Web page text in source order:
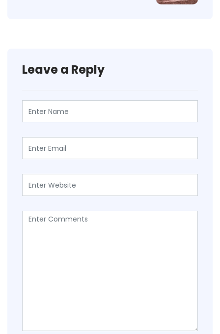
Leave a Reply